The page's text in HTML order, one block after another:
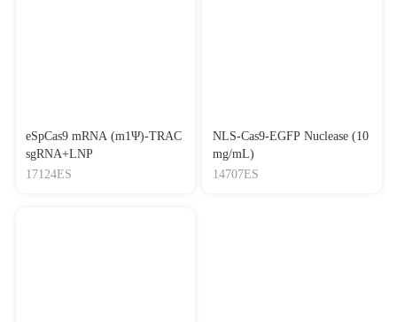
eSpCas9 mRNA (m1Ψ)-TRAC
sgRNA+LNP
17124ES
NLS-Cas9-EGFP Nuclease (10
mg/mL)
14707ES